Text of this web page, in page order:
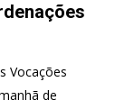
Vocações
de